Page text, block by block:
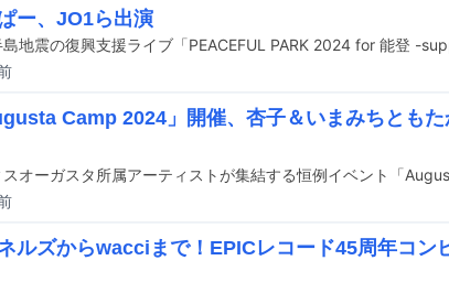
ー、JO1ら出演
Camp 2024」開催、杏子＆いまみちとも
ルズからwacciまで！EPICレコード45周年コン